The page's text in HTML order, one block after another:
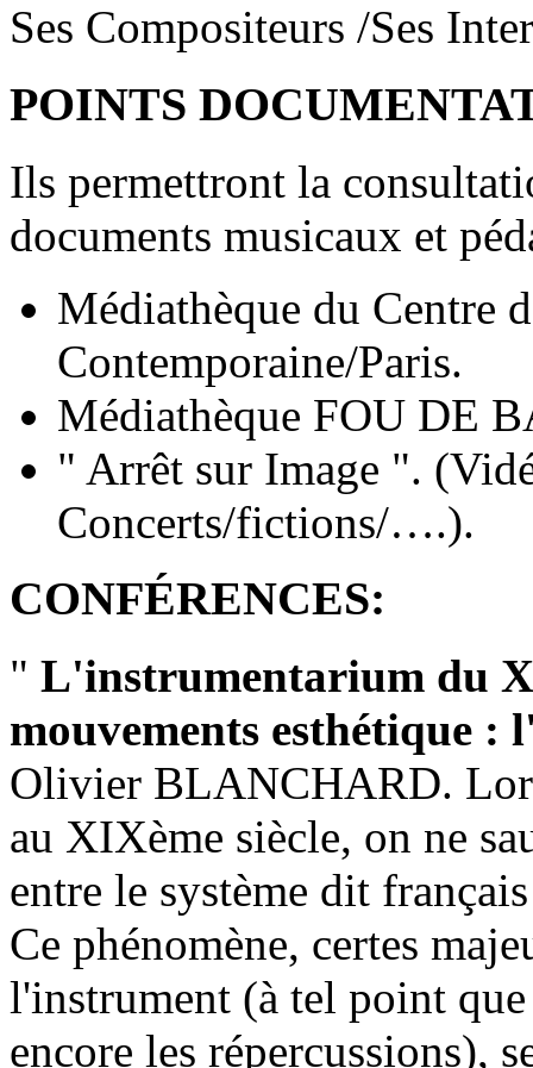
Ses Compositeurs /Ses
POINTS
Ils permettront la
documents musicaux et
Médiathèque du Centre
Contemporaine/Paris.
Médiathèque FOU DE
" Arrêt sur Image ".
Concerts/fictions/….).
CONFÉRENCES:
" L'instrumentarium du
mouvements esthétique :
Olivier BLANCHARD.
au XIXème siècle, on ne
entre le système dit
Ce phénomène, certes
l'instrument (à tel point
encore les répercussions),